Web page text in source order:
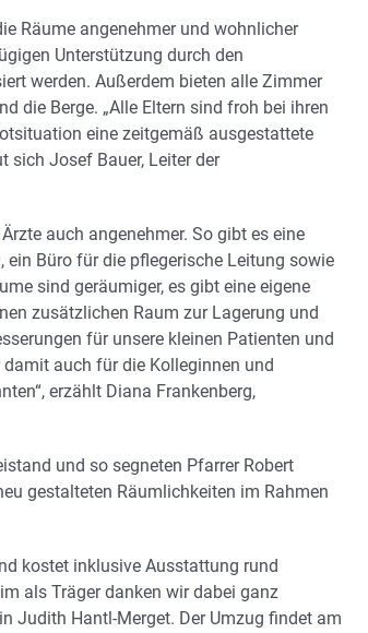
Räume angenehmer und wohnlicher
Unterstützung durch den
werden. Außerdem bieten alle Zimmer
die Berge. „Alle Eltern sind froh bei ihren
eine zeitgemäß ausgestattete
sich Josef Bauer, Leiter der
auch angenehmer. So gibt es eine
ein Büro für die pflegerische Leitung sowie
sind geräumiger, es gibt eine eigene
zusätzlichen Raum zur Lagerung und
für unsere kleinen Patienten und
auch für die Kolleginnen und
erzählt Diana Frankenberg,
und so segneten Pfarrer Robert
gestalteten Räumlichkeiten im Rahmen
kostet inklusive Ausstattung rund
als Träger danken wir dabei ganz
Judith Hantl-Merget. Der Umzug findet am